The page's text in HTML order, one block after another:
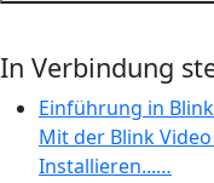
In Verbindung
Einführung in
Mit der Blink
Installieren...…